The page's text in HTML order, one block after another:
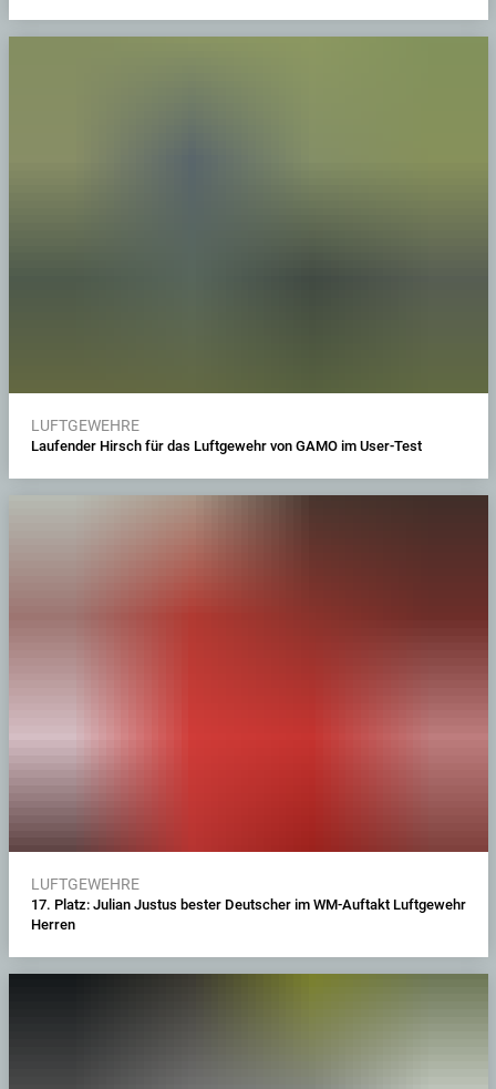
LUFTGEWEHRE
Laufender Hirsch für das Luftgewehr von GAMO im User-Test
LUFTGEWEHRE
17. Platz: Julian Justus bester Deutscher im WM-Auftakt Luftgewehr
Herren